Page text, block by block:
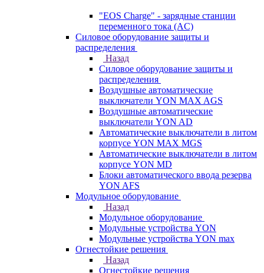
"EOS Charge" - зарядные станции
переменного тока (AC)
Силовое оборудование защиты и
распределения
Назад
Силовое оборудование защиты и
распределения
Воздушные автоматические
выключатели YON MAX AGS
Воздушные автоматические
выключатели YON AD
Автоматические выключатели в литом
корпусе YON MAX MGS
Автоматические выключатели в литом
корпусе YON MD
Блоки автоматического ввода резерва
YON AFS
Модульное оборудование
Назад
Модульное оборудование
Модульные устройства YON
Модульные устройства YON max
Огнестойкие решения
Назад
Огнестойкие решения